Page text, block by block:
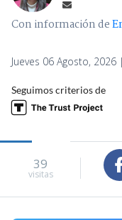
Con información de
Jueves 06 Agosto, 2026
Seguimos criterios de
39
visitas